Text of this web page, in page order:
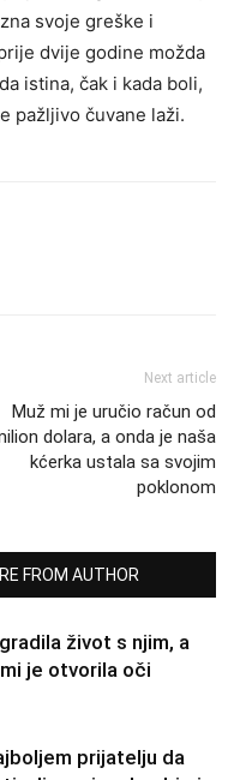
svoje greške i
dvije godine možda
istina, čak i kada boli,
pažljivo čuvane laži.
Next article
Muž mi je uručio račun od
dolara, a onda je naša
kćerka ustala sa svojim
poklonom
FROM AUTHOR
život s njim, a
je otvorila oči
prijatelju da